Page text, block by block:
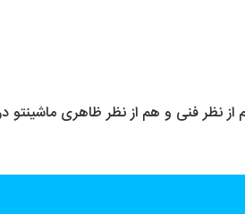
نظر فنی و هم از نظر ظاهری ماشینتو